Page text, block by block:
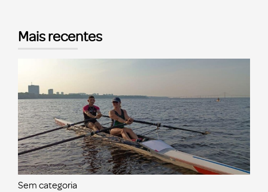
Mais recentes
Sem categoria